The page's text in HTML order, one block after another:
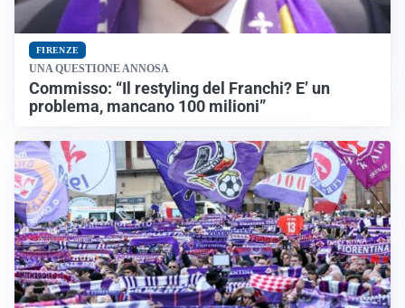
FIRENZE
UNA QUESTIONE ANNOSA
Commisso: “Il restyling del Franchi? E’ un
problema, mancano 100 milioni”